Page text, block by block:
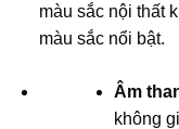
màu sắc nội thất
màu sắc nổi bật.
Âm
không